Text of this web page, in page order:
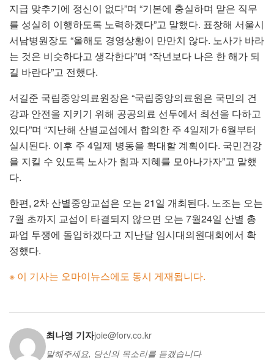
지급 맞추기에 정신이 없다”며 “기본에 충실하며 맡은 직무
를 성실히 이행하도록 노력하겠다”고 말했다. 표창해 서울시
서남병원장도 “올해도 경영상황이 만만치 않다. 노사가 바라
는 것은 비슷하다고 생각한다”며 “작년보다 나은 한 해가 되
길 바란다”고 전했다.
서길준 국립중앙의료원장은 “국립중앙의료원은 국민의 건
강과 안전을 지키기 위해 공공의료 선두에서 최선을 다하고
있다”며 “지난해 산별교섭에서 합의한 주 4일제가 6월부터
실시된다. 이후 주 4일제 병동을 확대할 계획이다. 국민건강
을 지킬 수 있도록 노사가 힘과 지혜를 모아나가자”고 말했
다.
한편, 2차 산별중앙교섭은 오는 21일 개최된다. 노조는 오는
7월 초까지 교섭이 타결되지 않으면 오는 7월24일 산별 총
파업 투쟁에 돌입하겠다고 지난달 임시대의원대회에서 확
정했다.
※ 이 기사는 오마이뉴스에도 동시 게재됩니다.
최나영 기자joie@forv.co.kr
말해주세요, 당신의 목소리를 듣겠습니다